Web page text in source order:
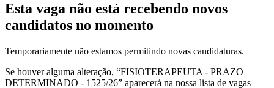
Esta vaga não está recebendo novos
candidatos no momento
Temporariamente não estamos permitindo novas candidaturas.
Se houver alguma alteração, “FISIOTERAPEUTA - PRAZO
DETERMINADO - 1525/26” aparecerá na nossa lista de vagas